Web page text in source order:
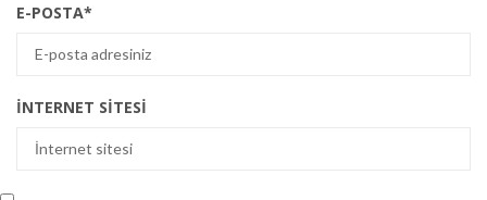
E-POSTA*
İNTERNET SITESI